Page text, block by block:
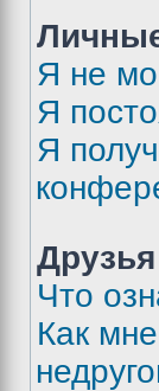
Я не
Я
Я
Что
Как